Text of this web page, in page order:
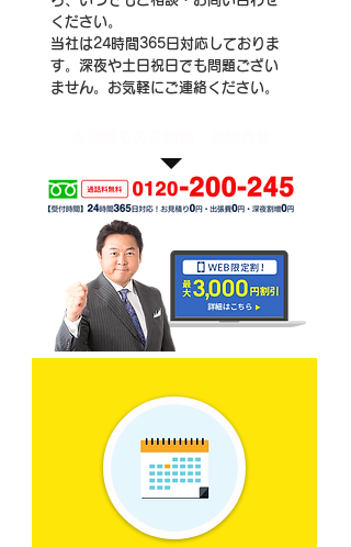
ください。
当社は24時間365日対応しておりま
す。深夜や土日祝日でも問題ござい
ません。お気軽にご連絡ください。